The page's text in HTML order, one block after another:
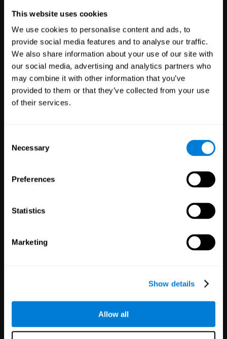
This website uses cookies
We use cookies to personalise content and ads, to
provide social media features and to analyse our traffic.
We also share information about your use of our site with
our social media, advertising and analytics partners who
may combine it with other information that you’ve
provided to them or that they’ve collected from your use
of their services.
Selection
Necessary
Preferences
Statistics
Marketing
Show details
Allow all
Salud
3,617 Profesionales De
Salud
Investigación
784Investigadores
72,913Participantes